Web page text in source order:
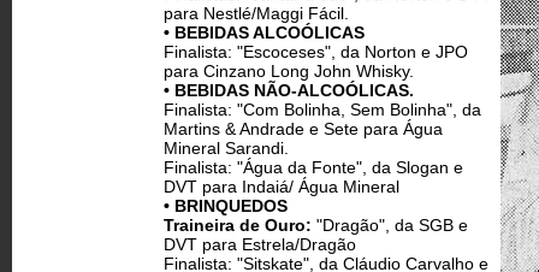
para Nestlé/Maggi Fácil.
• BEBIDAS ALCOÓLICAS
Finalista: "Escoceses", da Norton e JPO
para Cinzano Long John Whisky.
• BEBIDAS NÃO-ALCOÓLICAS.
Finalista: "Com Bolinha, Sem Bolinha", da
Martins & Andrade e Sete para Água
Mineral Sarandi.
Finalista: "Água da Fonte", da Slogan e
DVT para Indaiá/ Água Mineral
• BRINQUEDOS
Traineira de Ouro: "Dragão", da SGB e
DVT para Estrela/Dragão
Finalista: "Sitskate", da Cláudio Carvalho e